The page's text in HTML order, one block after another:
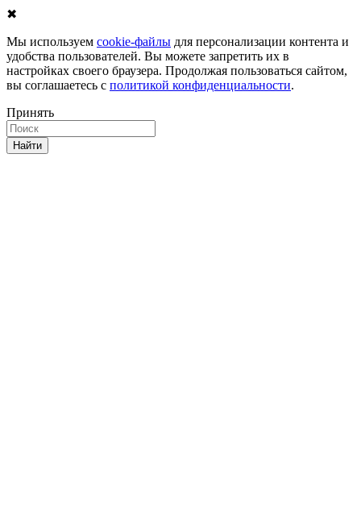
✖
Мы используем cookie-файлы для персонализации контента и
удобства пользователей. Вы можете запретить их в
настройках своего браузера. Продолжая пользоваться сайтом,
вы соглашаетесь с политикой конфиденциальности.
Принять
Найти